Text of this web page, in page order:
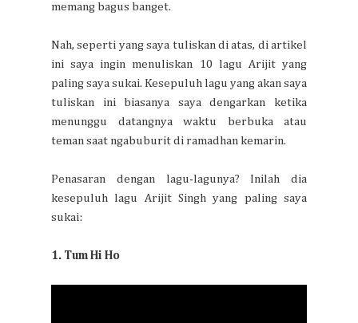
memang bagus banget.
Nah, seperti yang saya tuliskan di atas, di artikel
ini saya ingin menuliskan 10 lagu Arijit yang
paling saya sukai. Kesepuluh lagu yang akan saya
tuliskan ini biasanya saya dengarkan ketika
menunggu datangnya waktu berbuka atau
teman saat ngabuburit di ramadhan kemarin.
Penasaran dengan lagu-lagunya? Inilah dia
kesepuluh lagu Arijit Singh yang paling saya
sukai:
1. Tum Hi Ho